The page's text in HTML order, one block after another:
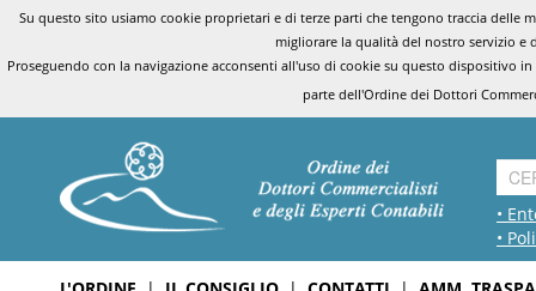
Su questo sito usiamo cookie proprietari e di terze parti che tengono traccia
migliorare la qualità del nostro servizio e
Proseguendo con la navigazione acconsenti all'uso di cookie su questo dispositivo
parte dell'Ordine dei Dottori
•
•